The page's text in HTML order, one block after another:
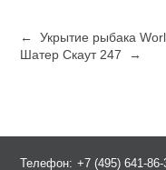
← Укрытие рыбака
Шатер Скаут 247 →
Телефон: +7 (495) 641-86-